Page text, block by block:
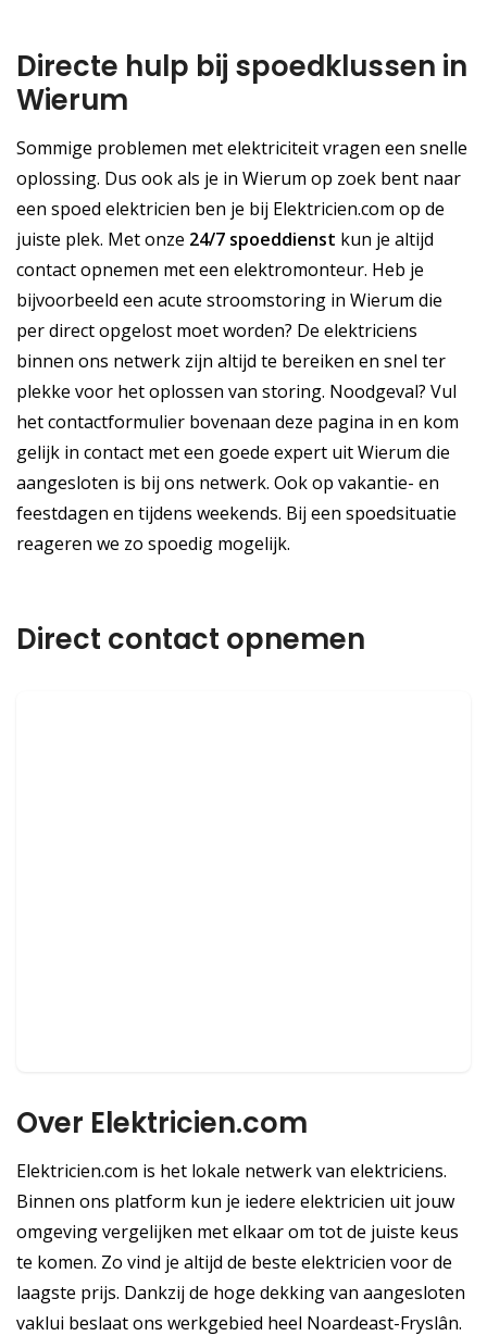
Directe hulp bij spoedklussen in
Wierum
Sommige problemen met elektriciteit vragen een snelle
oplossing. Dus ook als je in Wierum op zoek bent naar
een spoed elektricien ben je bij Elektricien.com op de
juiste plek. Met onze 24/7 spoeddienst kun je altijd
contact opnemen met een elektromonteur. Heb je
bijvoorbeeld een acute stroomstoring in Wierum die
per direct opgelost moet worden? De elektriciens
binnen ons netwerk zijn altijd te bereiken en snel ter
plekke voor het oplossen van storing. Noodgeval? Vul
het contactformulier bovenaan deze pagina in en kom
gelijk in contact met een goede expert uit Wierum die
aangesloten is bij ons netwerk. Ook op vakantie- en
feestdagen en tijdens weekends. Bij een spoedsituatie
reageren we zo spoedig mogelijk.
Direct contact opnemen
Over Elektricien.com
Elektricien.com is het lokale netwerk van elektriciens.
Binnen ons platform kun je iedere elektricien uit jouw
omgeving vergelijken met elkaar om tot de juiste keus
te komen. Zo vind je altijd de beste elektricien voor de
laagste prijs. Dankzij de hoge dekking van aangesloten
vaklui beslaat ons werkgebied heel Noardeast-Fryslân.